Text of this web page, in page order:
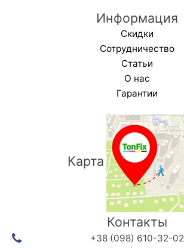
Информация
Скидки
Сотрудничество
Статьи
О нас
Гарантии
Карта
Контакты
+38 (098) 610-32-02